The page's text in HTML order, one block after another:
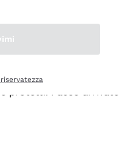
protetti. Pacco